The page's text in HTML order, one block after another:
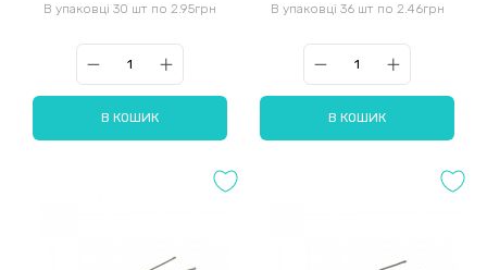
В упаковці 30 шт по 2.95грн
В КОШИК
В упаковці 36 шт по 2.46грн
В КОШИК